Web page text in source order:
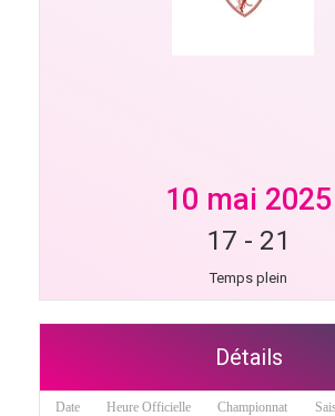
10 mai 2025
17 - 21
Temps plein
Détails
Date Heure Officielle Championnat